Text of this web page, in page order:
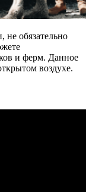
не обязательно
и ферм. Данное
воздухе.